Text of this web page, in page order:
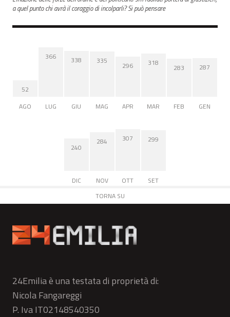
a quel punto chi avrà il coraggio di incolparli? Si può pensare
52
AGO
366
LUG
338
GIU
335
MAG
296
APR
318
MAR
283
FEB
287
GEN
240
DIC
284
NOV
307
OTT
299
SET
TORNA SU
24Emilia è una testata di proprietà di:
Nicola Fangareggi
P. Iva IT02148540350